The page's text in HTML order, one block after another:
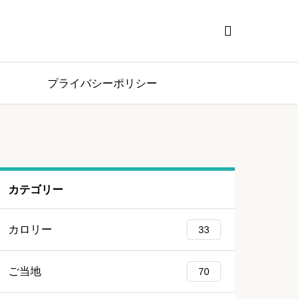

プライバシーポリシー
カテゴリー
カロリー 33
ご当地 70